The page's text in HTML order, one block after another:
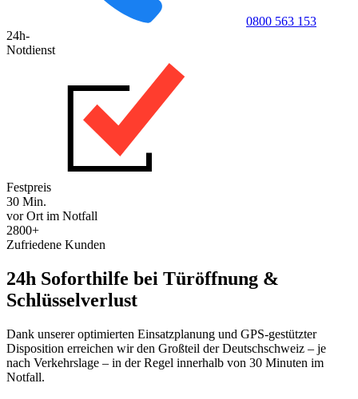
0800 563 153
24h-
Notdienst
Festpreis
30 Min.
vor Ort im Notfall
2800+
Zufriedene Kunden
24h Soforthilfe bei Türöffnung &
Schlüsselverlust
Dank unserer optimierten Einsatzplanung und GPS-gestützter
Disposition erreichen wir den Großteil der Deutschschweiz – je
nach Verkehrslage – in der Regel innerhalb von 30 Minuten im
Notfall.